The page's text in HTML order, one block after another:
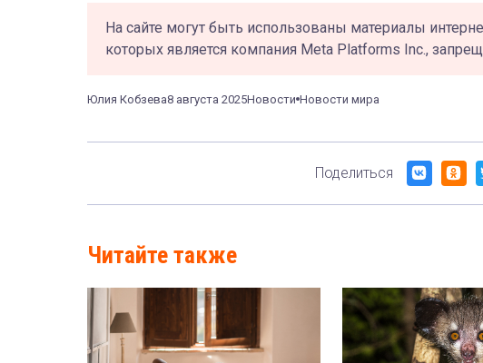
На сайте могут быть использованы материалы
которых является компания Meta Platforms Inc.,
Юлия Кобзева8 августа 2025Новости Новости мира
Поделиться
Читайте также